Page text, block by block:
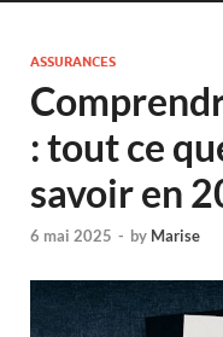
ASSURANCES
: tout ce
savoir en
6 mai 2025 - by Marise